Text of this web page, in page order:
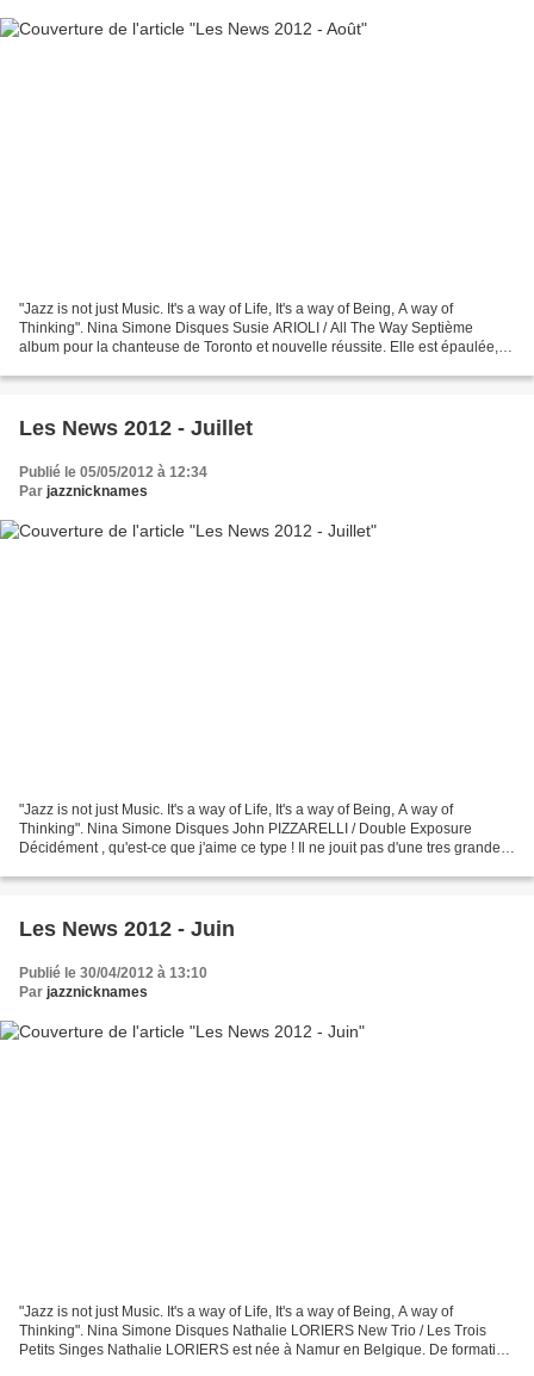
"Jazz is not just Music. It's a way of Life, It's a way of Being, A way of
Thinking". Nina Simone Disques Susie ARIOLI / All The Way Septième
album pour la chanteuse de Toronto et nouvelle réussite. Elle est épaulée,
Les News 2012 - Juillet
Publié le 05/05/2012 à 12:34
Par jazznicknames
"Jazz is not just Music. It's a way of Life, It's a way of Being, A way of
Thinking". Nina Simone Disques John PIZZARELLI / Double Exposure
Décidément , qu'est-ce que j'aime ce type ! Il ne jouit pas d'une tres grande
Les News 2012 - Juin
Publié le 30/04/2012 à 13:10
Par jazznicknames
"Jazz is not just Music. It's a way of Life, It's a way of Being, A way of
Thinking". Nina Simone Disques Nathalie LORIERS New Trio / Les Trois
Petits Singes Nathalie LORIERS est née à Namur en Belgique. De formation